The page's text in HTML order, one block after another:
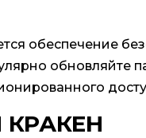
обеспечение
обновляйте